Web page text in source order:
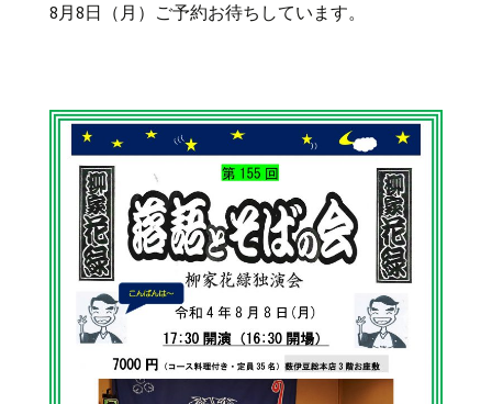
8月8日（月）ご予約お待ちしています。